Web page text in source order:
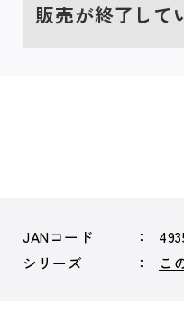
販売が終了して
JANコード
シリーズ
こ